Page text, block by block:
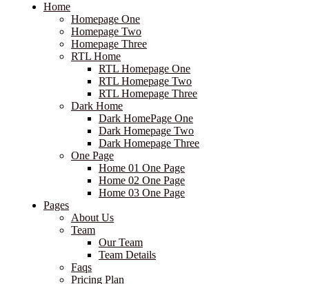
Home
Homepage One
Homepage Two
Homepage Three
RTL Home
RTL Homepage One
RTL Homepage Two
RTL Homepage Three
Dark Home
Dark HomePage One
Dark Homepage Two
Dark Homepage Three
One Page
Home 01 One Page
Home 02 One Page
Home 03 One Page
Pages
About Us
Team
Our Team
Team Details
Faqs
Pricing Plan